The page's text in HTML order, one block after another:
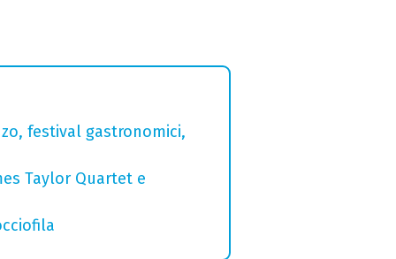
festival gastronomici,
Taylor Quartet e